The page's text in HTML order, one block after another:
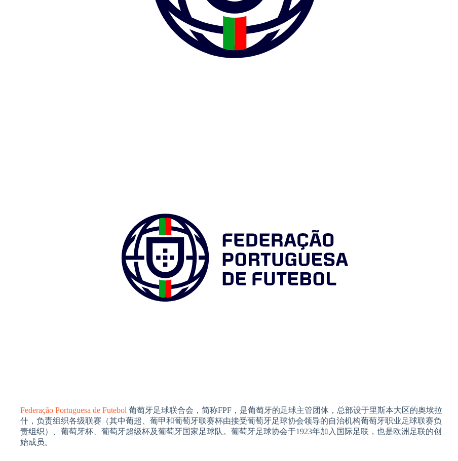
Federação Portuguesa de Futebol 葡萄牙足球联合会，简称FPF，是葡萄牙的足球主管团体，总部设于里斯本大区的奥埃拉
什，负责组织各级联赛（其中葡超、葡甲和葡萄牙联赛杯由接受葡萄牙足球协会领导的自治机构葡萄牙职业足球联赛负
责组织）、葡萄牙杯、葡萄牙超级杯及葡萄牙国家足球队。葡萄牙足球协会于1923年加入国际足联，也是欧洲足联的创
始成员。